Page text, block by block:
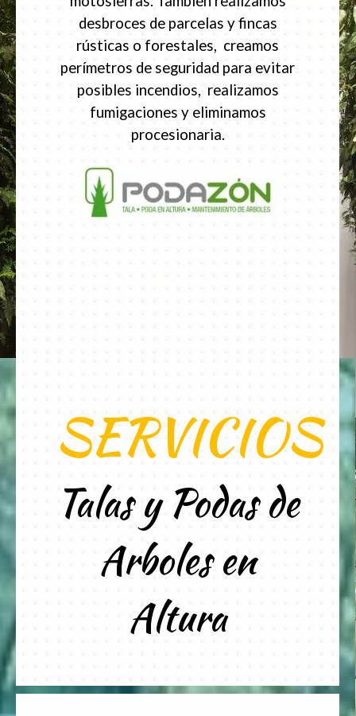
desbroces de parcelas y fincas
rústicas o forestales, creamos
perímetros de seguridad para evitar
posibles incendios, realizamos
fumigaciones y eliminamos
procesionaria.
SERVICIOS
Talas y Podas de
Arboles en
Altura